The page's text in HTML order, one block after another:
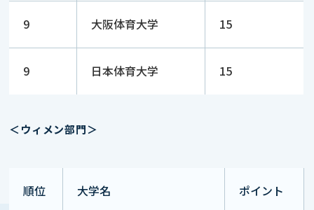
9 大阪体育大学 15
9 日本体育大学 15
＜ウィメン部門＞
順位 大学名 ポイント